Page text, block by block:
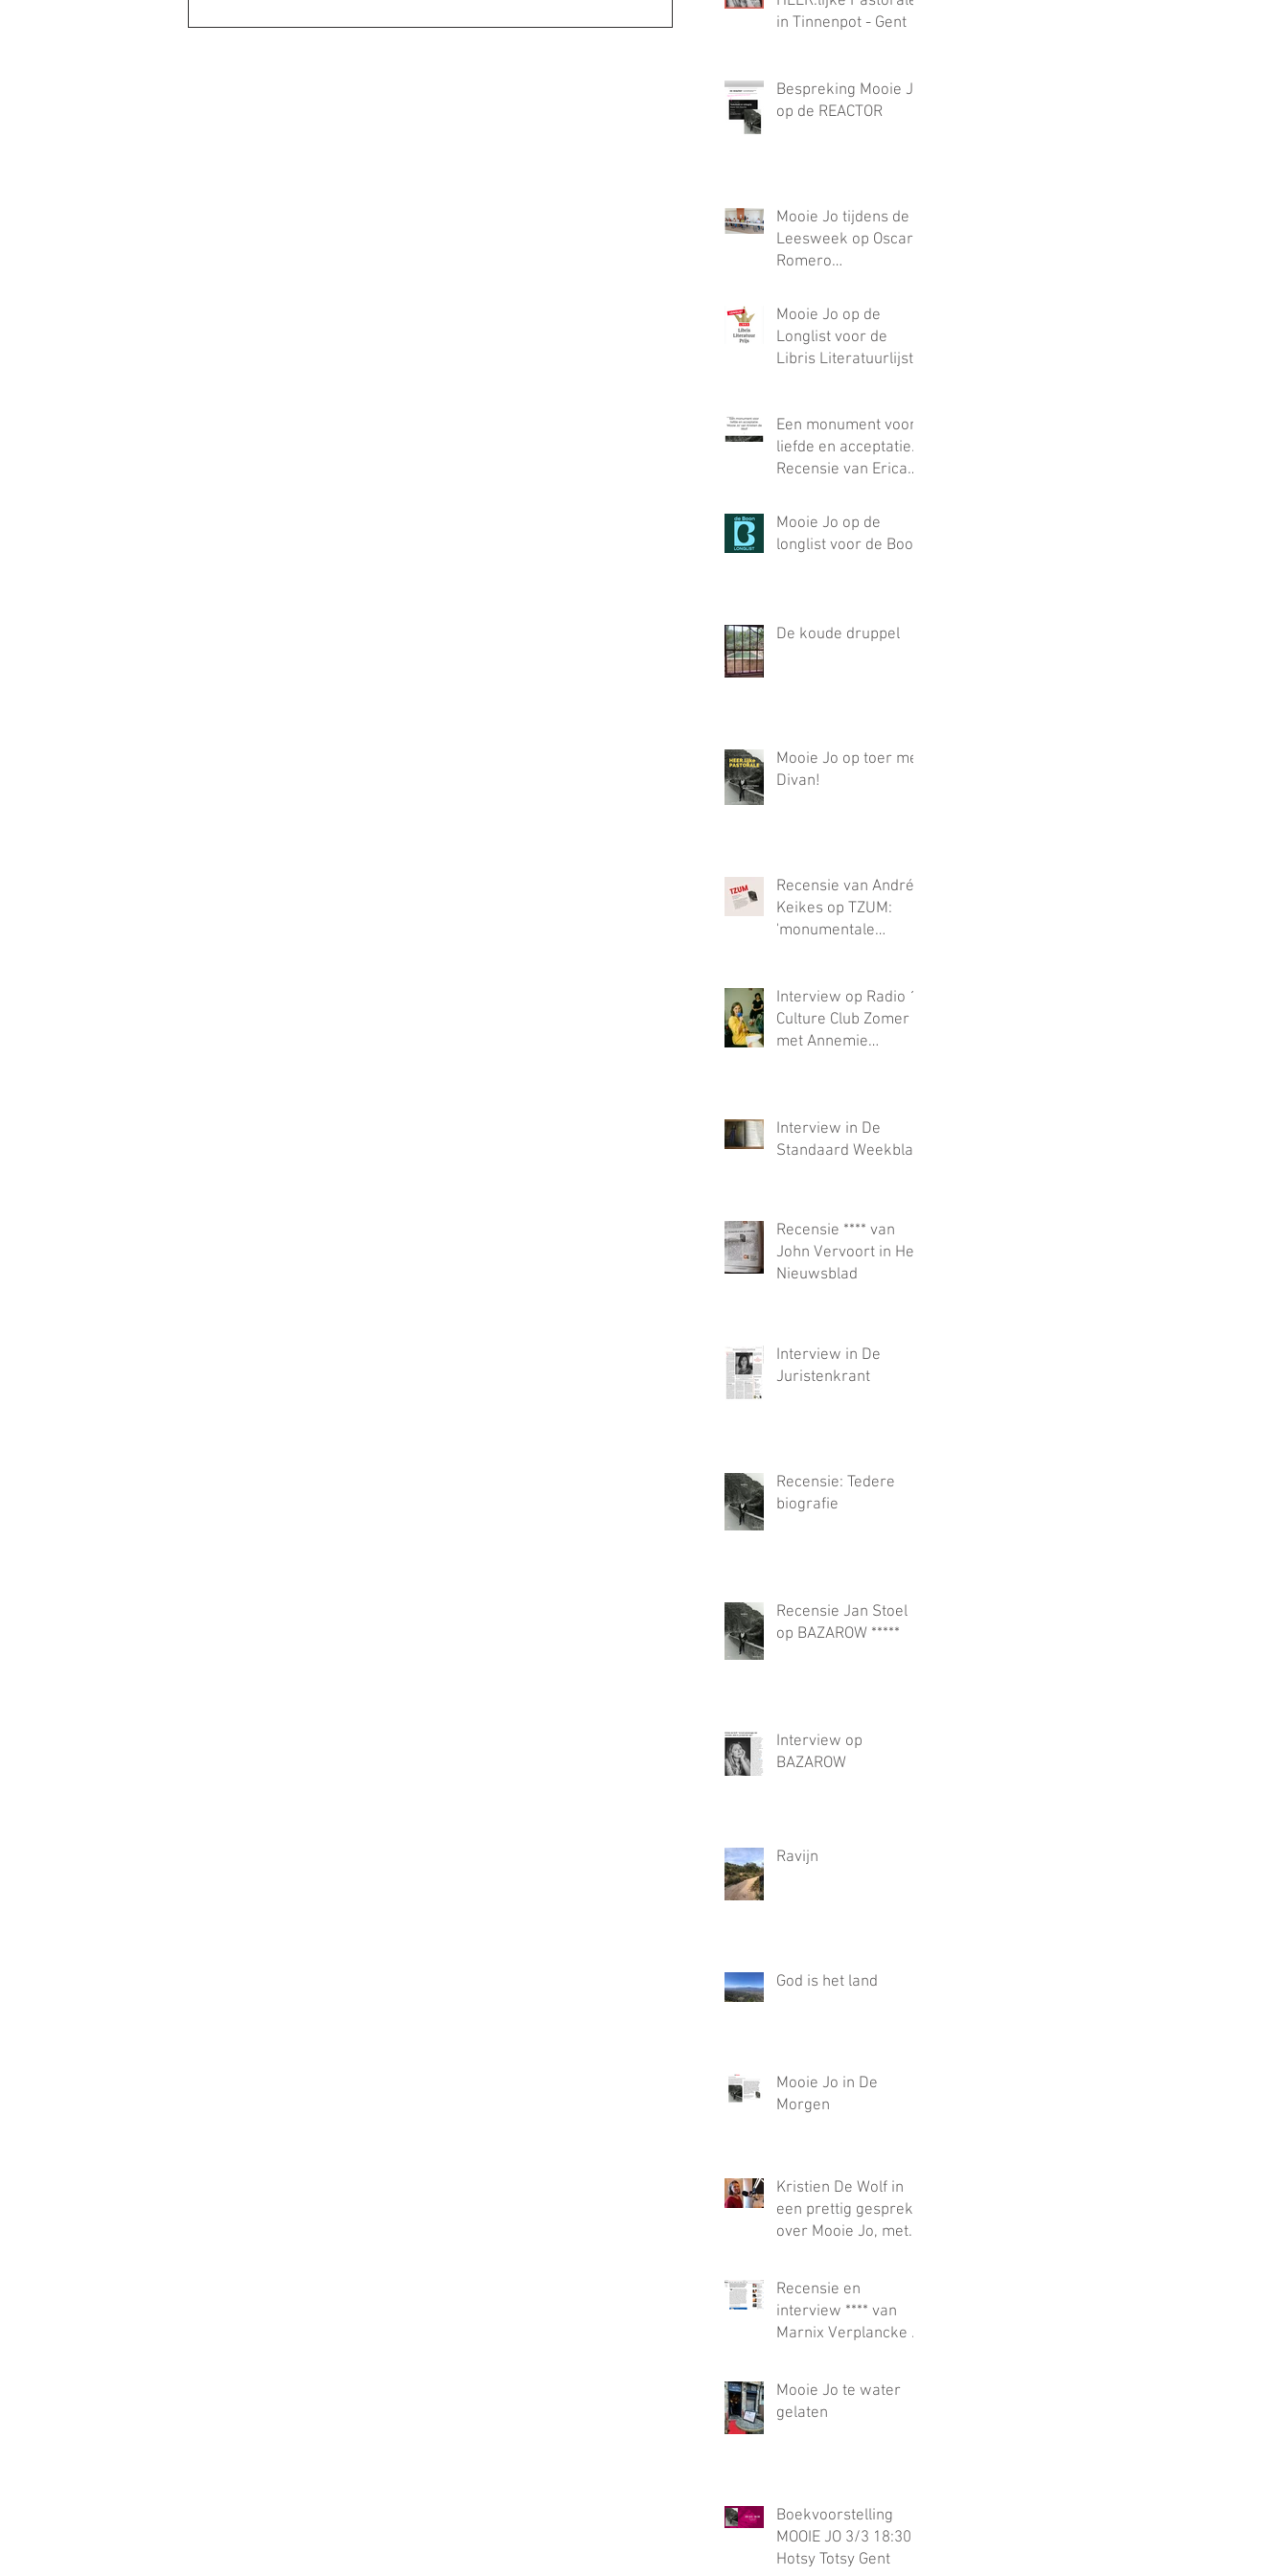
in Tinnenpot - Gent
Bespreking Mooie Jo
op de REACTOR
Mooie Jo tijdens de
Leesweek op Oscar
Romero
Mooie Jo op de
Longlist voor de
Libris Literatuurlijst
Een monument voor
liefde en acceptatie.
Recensie van Erica
Krant
Mooie Jo op de
longlist voor de Boon
De koude druppel
Mooie Jo op toer met
Divan!
Recensie van André
Keikes op TZUM:
'monumentale
Interview op Radio 1.
Culture Club Zomer
met Annemie
Interview in De
Standaard Weekblad
Recensie **** van
John Vervoort in Het
Nieuwsblad
Interview in De
Juristenkrant
Recensie: Tedere
biografie
Recensie Jan Stoel
op BAZAROW *****
Interview op
BAZAROW
Ravijn
God is het land
Mooie Jo in De
Morgen
Kristien De Wolf in
een prettig gesprek
over Mooie Jo, met
Recensie en
interview **** van
Marnix Verplancke in
Mooie Jo te water
gelaten
Boekvoorstelling
MOOIE JO 3/3 18:30
Hotsy Totsy Gent